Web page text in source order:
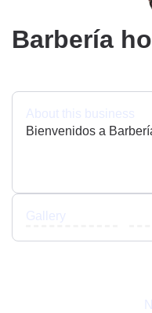
Barbería
About this business
Bienvenidos a
Gallery